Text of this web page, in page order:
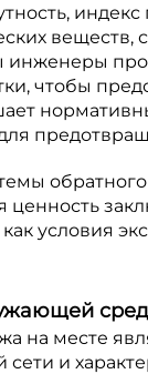
веществ,
чтобы
условия
на месте
и